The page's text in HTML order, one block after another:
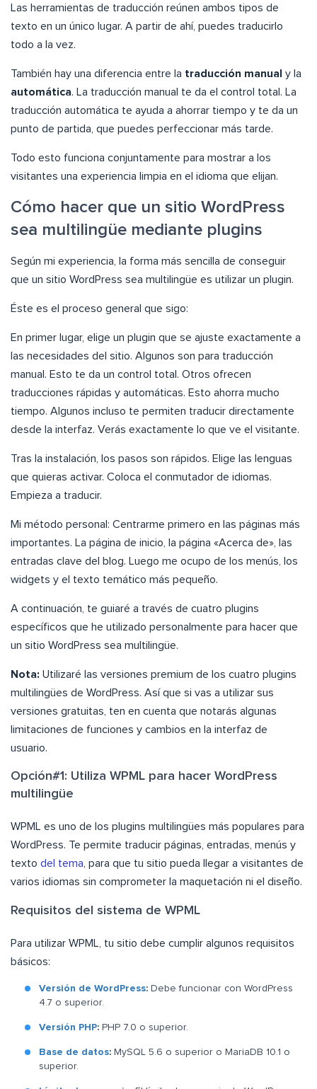
Las herramientas de traducción reúnen ambos tipos de
texto en un único lugar. A partir de ahí, puedes traducirlo
todo a la vez.
También hay una diferencia entre la traducción manual y la
automática. La traducción manual te da el control total. La
traducción automática te ayuda a ahorrar tiempo y te da un
punto de partida, que puedes perfeccionar más tarde.
Todo esto funciona conjuntamente para mostrar a los
visitantes una experiencia limpia en el idioma que elijan.
Cómo hacer que un sitio WordPress
sea multilingüe mediante plugins
Según mi experiencia, la forma más sencilla de conseguir
que un sitio WordPress sea multilingüe es utilizar un plugin.
Éste es el proceso general que sigo:
En primer lugar, elige un plugin que se ajuste exactamente a
las necesidades del sitio. Algunos son para traducción
manual. Esto te da un control total. Otros ofrecen
traducciones rápidas y automáticas. Esto ahorra mucho
tiempo. Algunos incluso te permiten traducir directamente
desde la interfaz. Verás exactamente lo que ve el visitante.
Tras la instalación, los pasos son rápidos. Elige las lenguas
que quieras activar. Coloca el conmutador de idiomas.
Empieza a traducir.
Mi método personal: Centrarme primero en las páginas más
importantes. La página de inicio, la página «Acerca de», las
entradas clave del blog. Luego me ocupo de los menús, los
widgets y el texto temático más pequeño.
A continuación, te guiaré a través de cuatro plugins
específicos que he utilizado personalmente para hacer que
un sitio WordPress sea multilingüe.
Nota: Utilizaré las versiones premium de los cuatro plugins
multilingües de WordPress. Así que si vas a utilizar sus
versiones gratuitas, ten en cuenta que notarás algunas
limitaciones de funciones y cambios en la interfaz de
usuario.
Opción#1: Utiliza WPML para hacer WordPress
multilingüe
WPML es uno de los plugins multilingües más populares para
WordPress. Te permite traducir páginas, entradas, menús y
texto del tema, para que tu sitio pueda llegar a visitantes de
varios idiomas sin comprometer la maquetación ni el diseño.
Requisitos del sistema de WPML
Para utilizar WPML, tu sitio debe cumplir algunos requisitos
básicos:
Versión de WordPress: Debe funcionar con WordPress
4.7 o superior.
Versión PHP: PHP 7.0 o superior.
Base de datos: MySQL 5.6 o superior o MariaDB 10.1 o
superior.